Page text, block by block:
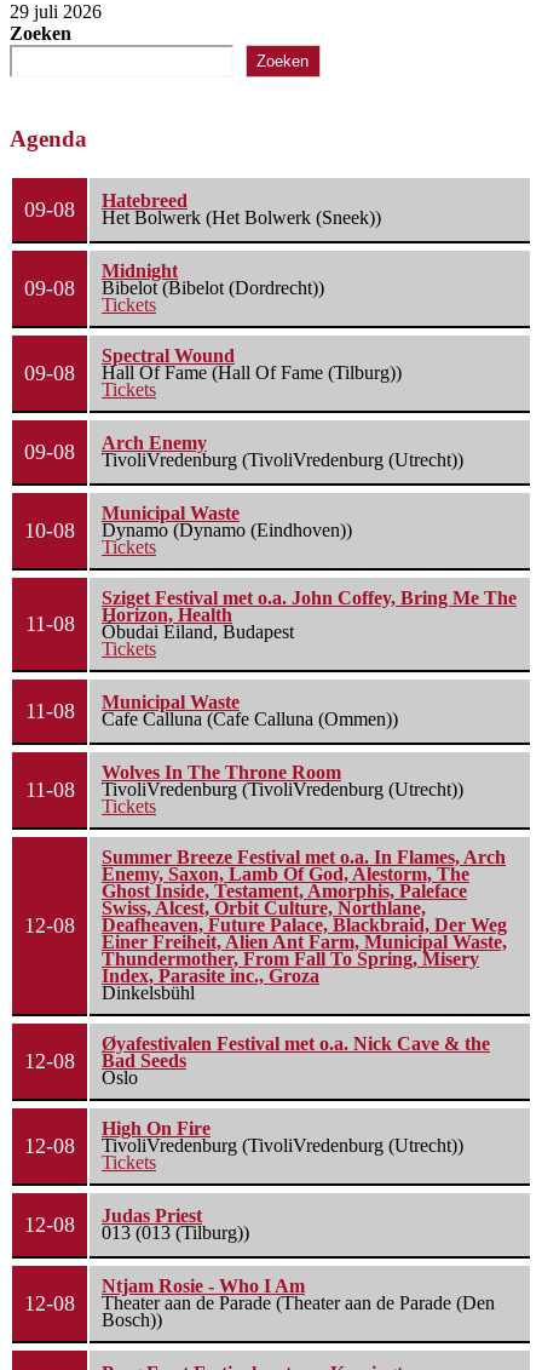
29 juli 2026
Zoeken
Zoeken
Agenda
09-08
Hatebreed
Het Bolwerk (Het Bolwerk (Sneek))
09-08
Midnight
Bibelot (Bibelot (Dordrecht))
Tickets
09-08
Spectral Wound
Hall Of Fame (Hall Of Fame (Tilburg))
Tickets
09-08
Arch Enemy
TivoliVredenburg (TivoliVredenburg (Utrecht))
10-08
Municipal Waste
Dynamo (Dynamo (Eindhoven))
Tickets
11-08
Sziget Festival met o.a. John Coffey, Bring Me The
Horizon, Health
Óbudai Eiland, Budapest
Tickets
11-08
Municipal Waste
Cafe Calluna (Cafe Calluna (Ommen))
11-08
Wolves In The Throne Room
TivoliVredenburg (TivoliVredenburg (Utrecht))
Tickets
12-08
Summer Breeze Festival met o.a. In Flames, Arch
Enemy, Saxon, Lamb Of God, Alestorm, The
Ghost Inside, Testament, Amorphis, Paleface
Swiss, Alcest, Orbit Culture, Northlane,
Deafheaven, Future Palace, Blackbraid, Der Weg
Einer Freiheit, Alien Ant Farm, Municipal Waste,
Thundermother, From Fall To Spring, Misery
Index, Parasite inc., Groza
Dinkelsbühl
12-08
Øyafestivalen Festival met o.a. Nick Cave & the
Bad Seeds
Oslo
12-08
High On Fire
TivoliVredenburg (TivoliVredenburg (Utrecht))
Tickets
12-08
Judas Priest
013 (013 (Tilburg))
12-08
Ntjam Rosie - Who I Am
Theater aan de Parade (Theater aan de Parade (Den
Bosch))